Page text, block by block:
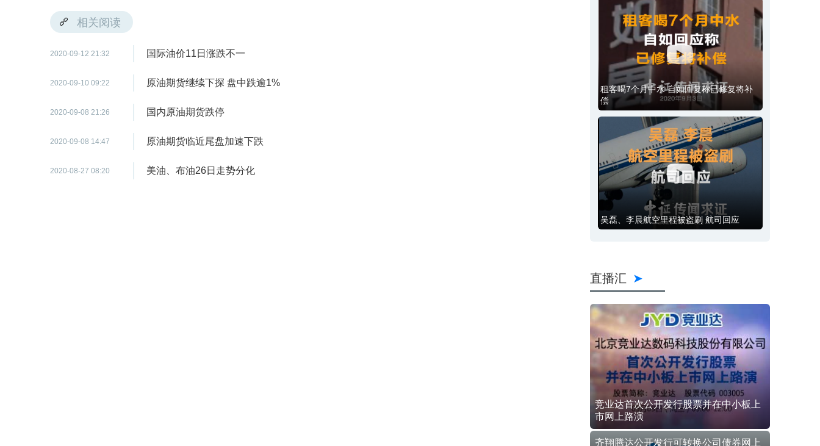
相关阅读
2020-09-12 21:32 国际油价11日涨跌不一
2020-09-10 09:22 原油期货继续下探 盘中跌逾1%
2020-09-08 21:26 国内原油期货跌停
2020-09-08 14:47 原油期货临近尾盘加速下跌
2020-08-27 08:20 美油、布油26日走势分化
租客喝7个月中水 自如回复称已修复将补
偿
吴磊、李晨航空里程被盗刷 航司回应
直播汇
竞业达首次公开发行股票并在中小板上
市网上路演
齐翔腾达公开发行可转换公司债券网上